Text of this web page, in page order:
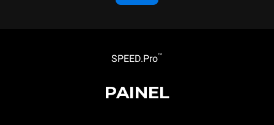
SPEED.Pro™
PAINEL